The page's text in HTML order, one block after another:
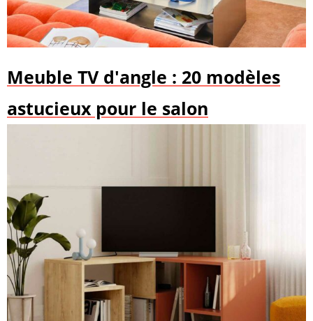
Meuble TV d'angle : 20 modèles
astucieux pour le salon